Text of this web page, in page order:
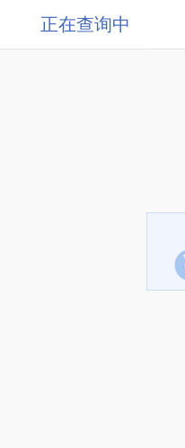
正在查询中